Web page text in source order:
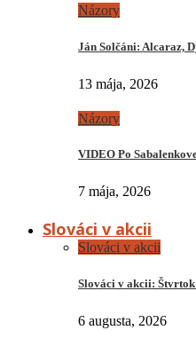
Názory
Ján Solčáni: Alcaraz,
13 mája, 2026
Názory
VIDEO Po
7 mája, 2026
Slováci v akcii
Slováci v akcii
Slováci v akcii: Štvrtok
6 augusta, 2026